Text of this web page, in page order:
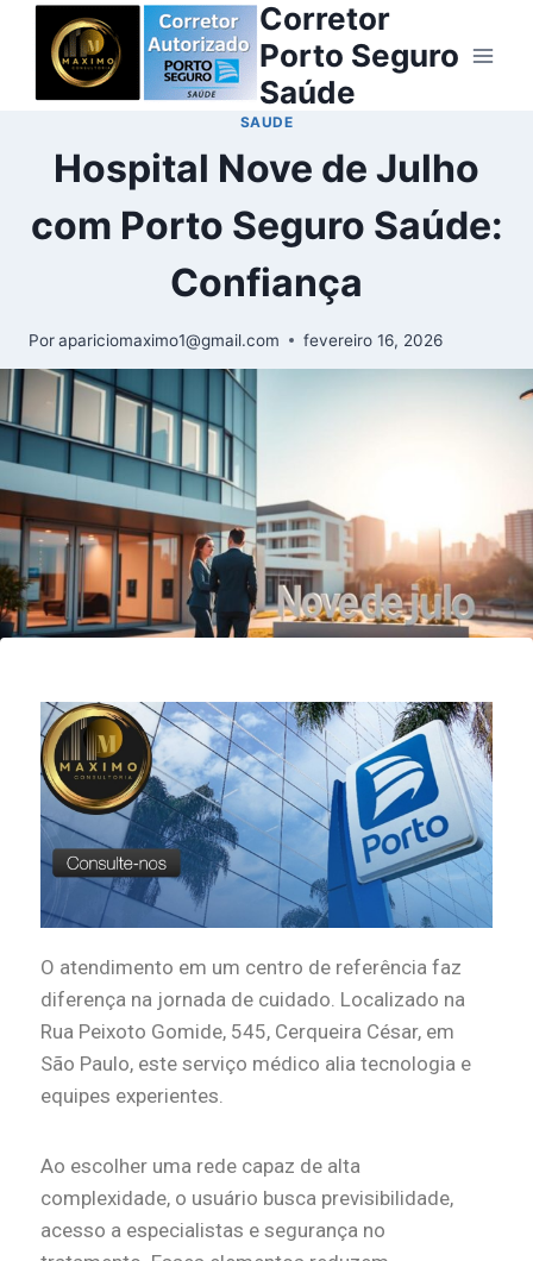
Corretor
Porto Seguro
Saúde
SAUDE
Hospital Nove de Julho
com Porto Seguro Saúde:
Confiança
Porapariciomaximo1@gmail.com fevereiro 16, 2026
O atendimento em um centro de referência faz
diferença na jornada de cuidado. Localizado na
Rua Peixoto Gomide, 545, Cerqueira César, em
São Paulo, este serviço médico alia tecnologia e
equipes experientes.
Ao escolher uma rede capaz de alta
complexidade, o usuário busca previsibilidade,
acesso a especialistas e segurança no